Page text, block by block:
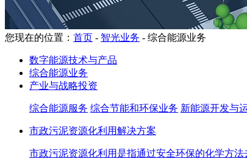
您现在的位置： 首页 - 智光业务 - 综合能源业务
数字能源技术与产品
综合能源业务
产业与战略投资
综合能源服务 综合节能和环保业务 新能源开发与
市政污泥资源化利用解决方案
市政污泥资源化利用是指通过安全环保的化学方